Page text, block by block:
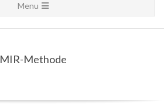
Menu
MIR-Methode